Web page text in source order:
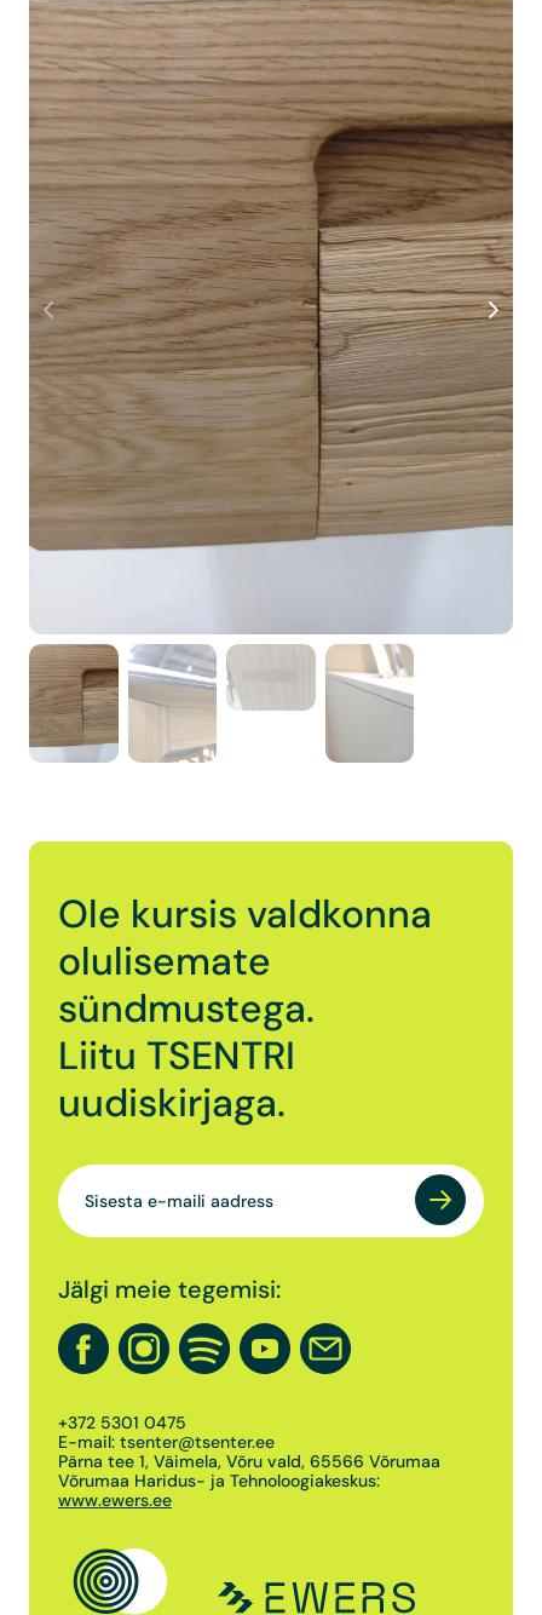
Ole kursis valdkonna
olulisemate
sündmustega.
Liitu TSENTRI
uudiskirjaga.
Jälgi meie tegemisi:
+372 5301 0475
E-mail: tsenter@tsenter.ee
Pärna tee 1, Väimela, Võru vald, 65566 Võrumaa
Võrumaa Haridus- ja Tehnoloogiakeskus:
www.ewers.ee